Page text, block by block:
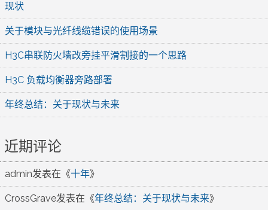
现状
关于模块与光纤线缆错误的使用场景
H3C串联防火墙改旁挂平滑割接的一个思路
H3C 负载均衡器旁路部署
年终总结：关于现状与未来
近期评论
admin发表在《十年》
CrossGrave发表在《年终总结：关于现状与未来》